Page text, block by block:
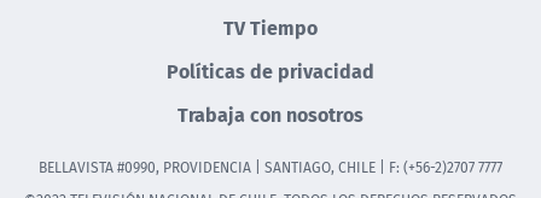
TV Tiempo
Políticas de privacidad
Trabaja con nosotros
BELLAVISTA #0990, PROVIDENCIA | SANTIAGO, CHILE | F: (+56-2)2707 7777